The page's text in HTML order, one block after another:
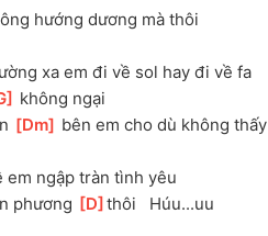
hướng dương mà thôi
xa em đi về sol hay đi về fa
không ngại
[Dm bên em cho dù không thấy[
em ngập tràn tình yêu
phương
D ]
thôi   Húu...uu